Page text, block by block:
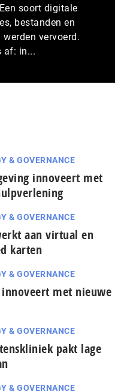
soort digitale
bestanden en
vervoerd.
af: in...
& GOVERNANCE
innoveert met
& GOVERNANCE
aan virtual en
karten
& GOVERNANCE
innoveert met nieuwe
& GOVERNANCE
pakt lage
& GOVERNANCE